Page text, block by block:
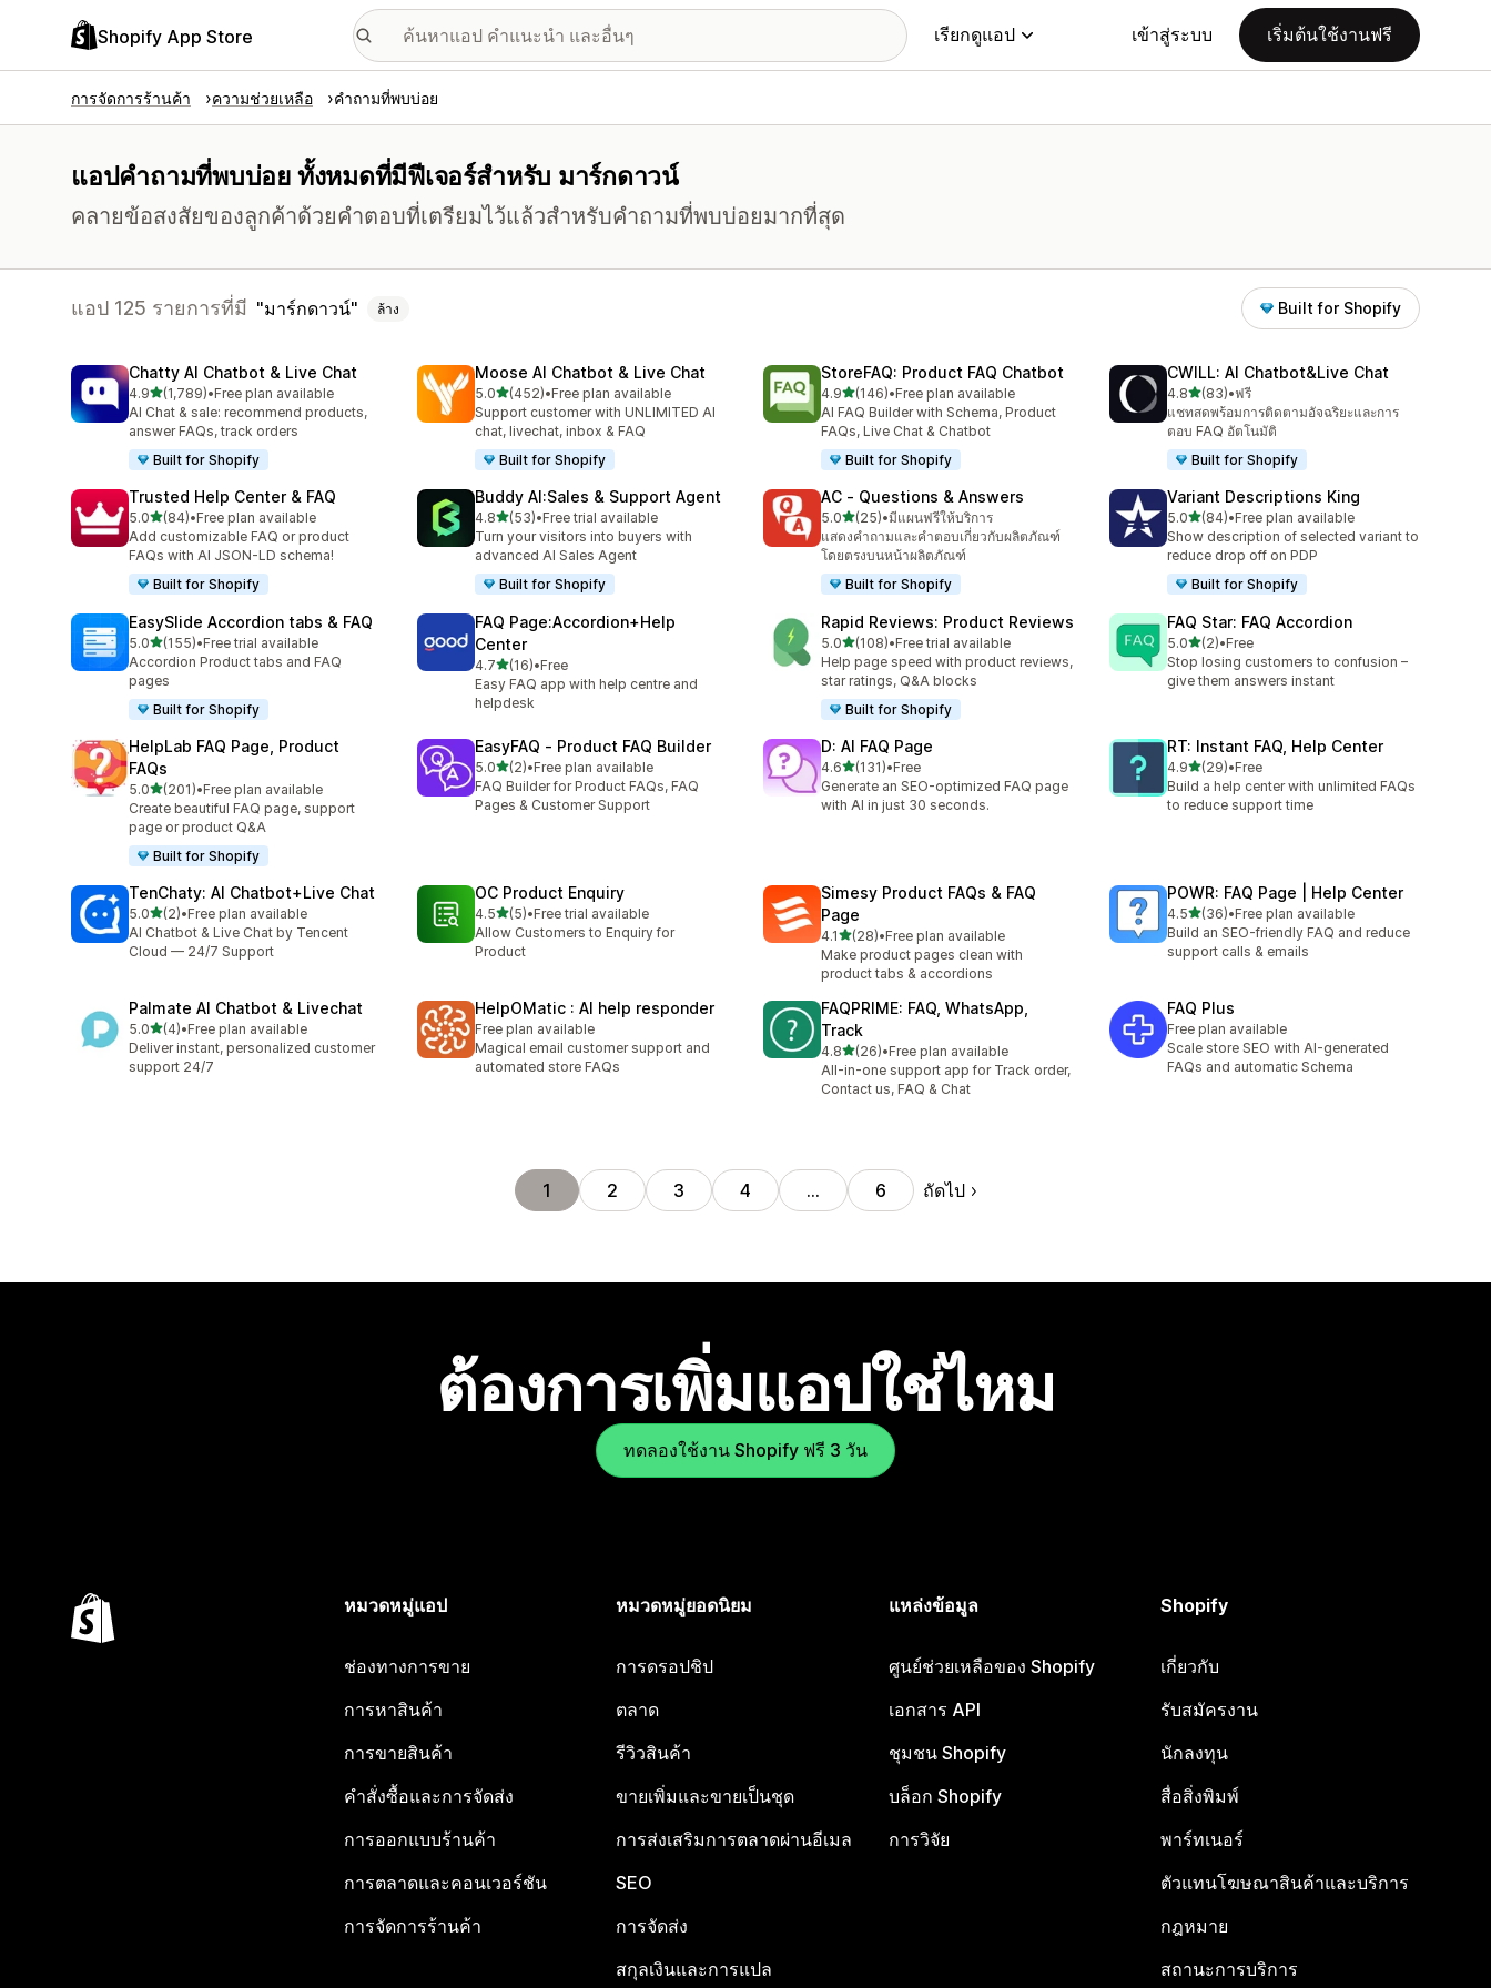
Shopify App Store เรียกดูแอป เข้าสู่ระบบ เริ่มต้นใช้งานฟรี
การจัดการร้านค้า ความช่วยเหลือ คำถามที่พบบ่อย
แอปคำถามที่พบบ่อย ทั้งหมดที่มีฟีเจอร์สำหรับ มาร์กดาวน์
คลายข้อสงสัยของลูกค้าด้วยคำตอบที่เตรียมไว้แล้วสำหรับคำถามที่พบบ่อยมากที่สุด
แอป 125 รายการที่มี มาร์กดาวน์ ล้าง Built for Shopify
Chatty AI Chatbot & Live Chat
4.9เต็ม 5 ดาว
(1,789)
ทั้งหมด 1789 รีวิว
•Free plan available
AI Chat & sale: recommend products,
answer FAQs, track orders
Built for Shopify
Moose AI Chatbot & Live Chat
5.0เต็ม 5 ดาว
(452)
ทั้งหมด 452 รีวิว
•Free plan available
Support customer with UNLIMITED AI
chat, livechat, inbox & FAQ
Built for Shopify
StoreFAQ: Product FAQ Chatbot
4.9เต็ม 5 ดาว
(146)
ทั้งหมด 146 รีวิว
•Free plan available
AI FAQ Builder with Schema, Product
FAQs, Live Chat & Chatbot
Built for Shopify
CWILL: AI Chatbot&Live Chat
4.8เต็ม 5 ดาว
(83)
ทั้งหมด 83 รีวิว
•ฟรี
แชทสดพร้อมการติดตามอัจฉริยะและการ
ตอบ FAQ อัตโนมัติ
Built for Shopify
Trusted Help Center & FAQ
5.0เต็ม 5 ดาว
(84)
ทั้งหมด 84 รีวิว
•Free plan available
Add customizable FAQ or product
FAQs with AI JSON-LD schema!
Built for Shopify
Buddy AI:Sales & Support Agent
4.8เต็ม 5 ดาว
(53)
ทั้งหมด 53 รีวิว
•Free trial available
Turn your visitors into buyers with
advanced AI Sales Agent
Built for Shopify
AC ‑ Questions & Answers
5.0เต็ม 5 ดาว
(25)
ทั้งหมด 25 รีวิว
•มีแผนฟรีให้บริการ
แสดงคำถามและคำตอบเกี่ยวกับผลิตภัณฑ์
โดยตรงบนหน้าผลิตภัณฑ์
Built for Shopify
Variant Descriptions King
5.0เต็ม 5 ดาว
(84)
ทั้งหมด 84 รีวิว
•Free plan available
Show description of selected variant to
reduce drop off on PDP
Built for Shopify
EasySlide Accordion tabs & FAQ
5.0เต็ม 5 ดาว
(155)
ทั้งหมด 155 รีวิว
•Free trial available
Accordion Product tabs and FAQ
pages
Built for Shopify
FAQ Page:Accordion+Help
Center
4.7เต็ม 5 ดาว
(16)
ทั้งหมด 16 รีวิว
•Free
Easy FAQ app with help centre and
helpdesk
Rapid Reviews: Product Reviews
5.0เต็ม 5 ดาว
(108)
ทั้งหมด 108 รีวิว
•Free trial available
Help page speed with product reviews,
star ratings, Q&A blocks
Built for Shopify
FAQ Star: FAQ Accordion
5.0เต็ม 5 ดาว
(2)
ทั้งหมด 2 รีวิว
•Free
Stop losing customers to confusion –
give them answers instant
HelpLab FAQ Page, Product
FAQs
5.0เต็ม 5 ดาว
(201)
ทั้งหมด 201 รีวิว
•Free plan available
Create beautiful FAQ page, support
page or product Q&A
Built for Shopify
EasyFAQ ‑ Product FAQ Builder
5.0เต็ม 5 ดาว
(2)
ทั้งหมด 2 รีวิว
•Free plan available
FAQ Builder for Product FAQs, FAQ
Pages & Customer Support
D: AI FAQ Page
4.6เต็ม 5 ดาว
(131)
ทั้งหมด 131 รีวิว
•Free
Generate an SEO-optimized FAQ page
with AI in just 30 seconds.
RT: Instant FAQ, Help Center
4.9เต็ม 5 ดาว
(29)
ทั้งหมด 29 รีวิว
•Free
Build a help center with unlimited FAQs
to reduce support time
TenChaty: AI Chatbot+Live Chat
5.0เต็ม 5 ดาว
(2)
ทั้งหมด 2 รีวิว
•Free plan available
AI Chatbot & Live Chat by Tencent
Cloud — 24/7 Support
OC Product Enquiry
4.5เต็ม 5 ดาว
(5)
ทั้งหมด 5 รีวิว
•Free trial available
Allow Customers to Enquiry for
Product
Simesy Product FAQs & FAQ
Page
4.1เต็ม 5 ดาว
(28)
ทั้งหมด 28 รีวิว
•Free plan available
Make product pages clean with
product tabs & accordions
POWR: FAQ Page | Help Center
4.5เต็ม 5 ดาว
(36)
ทั้งหมด 36 รีวิว
•Free plan available
Build an SEO-friendly FAQ and reduce
support calls & emails
Palmate AI Chatbot & Livechat
5.0เต็ม 5 ดาว
(4)
ทั้งหมด 4 รีวิว
•Free plan available
Deliver instant, personalized customer
support 24/7
HelpOMatic : AI help responder
Free plan available
Magical email customer support and
automated store FAQs
FAQPRIME: FAQ, WhatsApp,
Track
4.8เต็ม 5 ดาว
(26)
ทั้งหมด 26 รีวิว
•Free plan available
All-in-one support app for Track order,
Contact us, FAQ & Chat
FAQ Plus
Free plan available
Scale store SEO with AI-generated
FAQs and automatic Schema
1 2 3 4 … 6 ถัดไป
ต้องการเพิ่มแอปใช่ไหม
ทดลองใช้งาน Shopify ฟรี 3 วัน
หมวดหมู่แอป
ช่องทางการขาย
การหาสินค้า
การขายสินค้า
คำสั่งซื้อและการจัดส่ง
การออกแบบร้านค้า
การตลาดและคอนเวอร์ชัน
การจัดการร้านค้า
หมวดหมู่ยอดนิยม
การดรอปชิป
ตลาด
รีวิวสินค้า
ขายเพิ่มและขายเป็นชุด
การส่งเสริมการตลาดผ่านอีเมล
SEO
การจัดส่ง
สกุลเงินและการแปล
แหล่งข้อมูล
ศูนย์ช่วยเหลือของ Shopify
เอกสาร API
ชุมชน Shopify
บล็อก Shopify
การวิจัย
Shopify
เกี่ยวกับ
รับสมัครงาน
นักลงทุน
สื่อสิ่งพิมพ์
พาร์ทเนอร์
ตัวแทนโฆษณาสินค้าและบริการ
กฎหมาย
สถานะการบริการ